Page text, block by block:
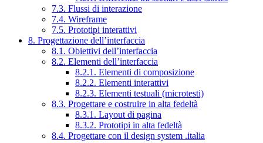
7.3. Flussi di interazione
7.4. Wireframe
7.5. Prototipi interattivi
8. Progettazione dell’interfaccia
8.1. Obiettivi dell’interfaccia
8.2. Elementi dell’interfaccia
8.2.1. Elementi di composizione
8.2.2. Elementi interattivi
8.2.3. Elementi testuali (microtesti)
8.3. Progettare e costruire in alta fedeltà
8.3.1. Layout di pagina
8.3.2. Prototipi in alta fedeltà
8.4. Progettare con il design system .italia